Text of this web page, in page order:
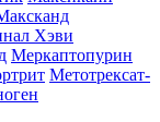
Хэви
Меркаптопурин
Метотрексат-